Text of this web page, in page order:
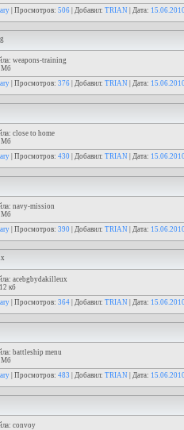
| Просмотров: 506 | Добавил: TRIAN | Дата:
weapons-training
Мб
| Просмотров: 376 | Добавил: TRIAN | Дата:
close to home
Мб
| Просмотров: 430 | Добавил: TRIAN | Дата:
navy-mission
Мб
| Просмотров: 390 | Добавил: TRIAN | Дата:
acebgbydakilleux
кб
| Просмотров: 364 | Добавил: TRIAN | Дата:
battleship menu
Мб
| Просмотров: 483 | Добавил: TRIAN | Дата:
convoy